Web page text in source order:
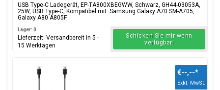
USB Type-C Ladegerät, EP-TA800XBEGWW, Schwarz, GH44-03053A,
25W, USB Type-C, Kompatibel mit: Samsung Galaxy A70 SM-A705,
Galaxy A80 A805F
Lager: 0
Lieferzeit: Versandbereit in 5 -
15 Werktagen
Schicken Sie mir wenn
verfügbar!
€--,--*
Exkl. MwSt.